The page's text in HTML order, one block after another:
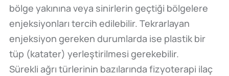
bölge yakınına veya sinirlerin geçtiği bölgelere
enjeksiyonları tercih edilebilir. Tekrarlayan
enjeksiyon gereken durumlarda ise plastik bir
tüp (katater) yerleştirilmesi gerekebilir.
Sürekli ağrı türlerinin bazılarında fizyoterapi ilaç